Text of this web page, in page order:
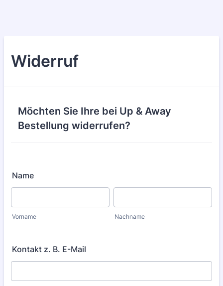
Widerruf
Möchten Sie Ihre bei Up & Away
Bestellung widerrufen?
Name
Vorname Nachname
Kontakt z. B. E-Mail